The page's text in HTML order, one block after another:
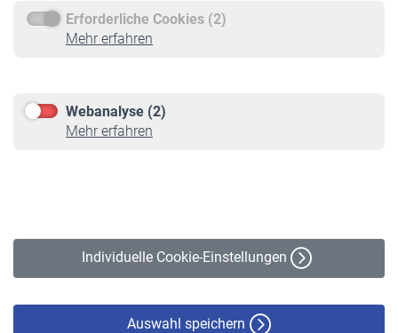
Erforderliche Cookies (2)
Mehr erfahren
Webanalyse (2)
Mehr erfahren
Individuelle Cookie-Einstellungen
Auswahl speichern
Service
Informationen
Online-Rechner
VBLnewsletter
Erklärung zur Barrierefreiheit